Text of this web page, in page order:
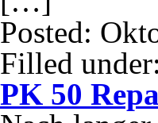
Posted:
Filled under:
PK 50